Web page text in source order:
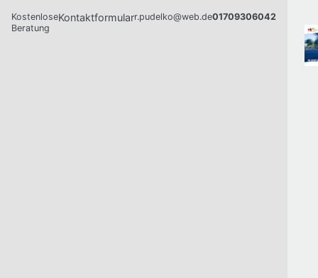
Kostenlose
Beratung
Kontaktformularr.pudelko@web.de01709306042